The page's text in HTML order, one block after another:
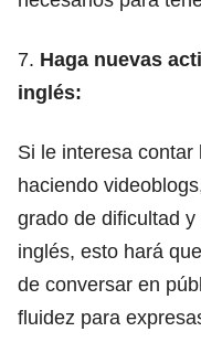
7. Haga nuevas
inglés:
Si le interesa
haciendo
grado de dificultad
inglés, esto hará
de conversar en
fluidez para